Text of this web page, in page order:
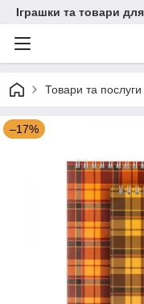
Іграшки та товари
Товари та послуги
–17%